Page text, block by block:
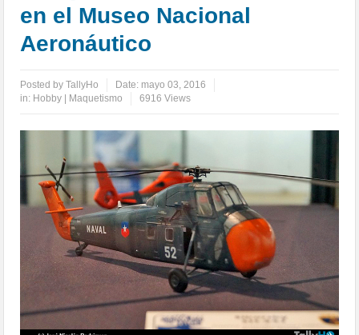
en el Museo Nacional
Aeronáutico
Posted byTallyHo Date: mayo 03, 2016
in: Hobby | Maquetismo 6916 Views